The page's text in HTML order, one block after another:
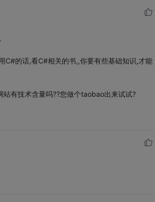
的话,看C#相关的书,,你要有些基础知识,才能
有技术含量吗??您做个taobao出来试试?